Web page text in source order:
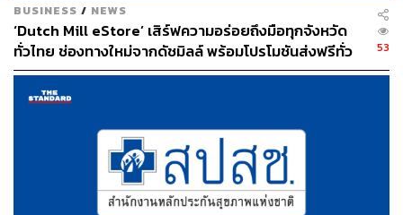
BUSINESS / NEWS
‘Dutch Mill eStore’ เสิร์ฟความอร่อยถึงมือทุกจังหวัด
ทั่วไทย ช่องทางใหม่จากดัชมิลล์ พร้อมโปรโมชันส่งฟรีทั่ว
ประเทศ ส่งไว สั่งก่อนเที่ยง ได้ของวันถัดไป ส่งสินค้าแบบ
เย็นตรงจากโรงงาน [ADVERTORIAL]
53